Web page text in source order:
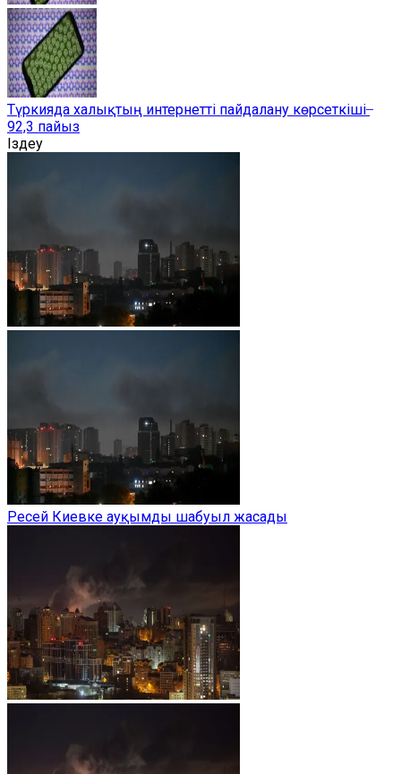
Түркияда халықтың интернетті пайдалану көрсеткіші ̶
92,3 пайыз
Іздеу
Ресей Киевке ауқымды шабуыл жасады